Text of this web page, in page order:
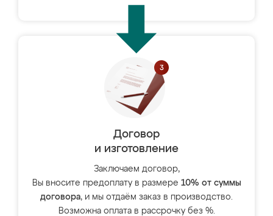
Договор
и изготовление
Заключаем договор,
Вы вносите предоплату в размере 10% от суммы
договора, и мы отдаём заказ в производство.
Возможна оплата в рассрочку без %.